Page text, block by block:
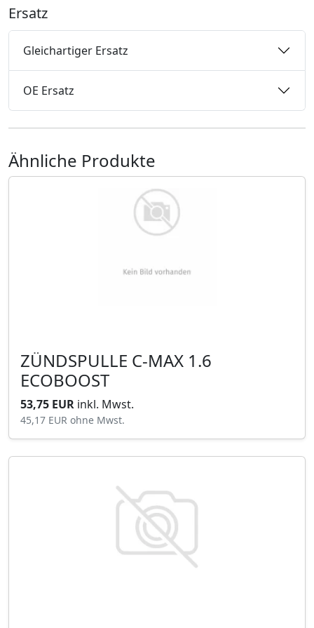
Ersatz
Gleichartiger Ersatz
OE Ersatz
Ähnliche Produkte
ZÜNDSPULLE C-MAX 1.6
ECOBOOST
53,75 EUR inkl. Mwst.
45,17 EUR ohne Mwst.